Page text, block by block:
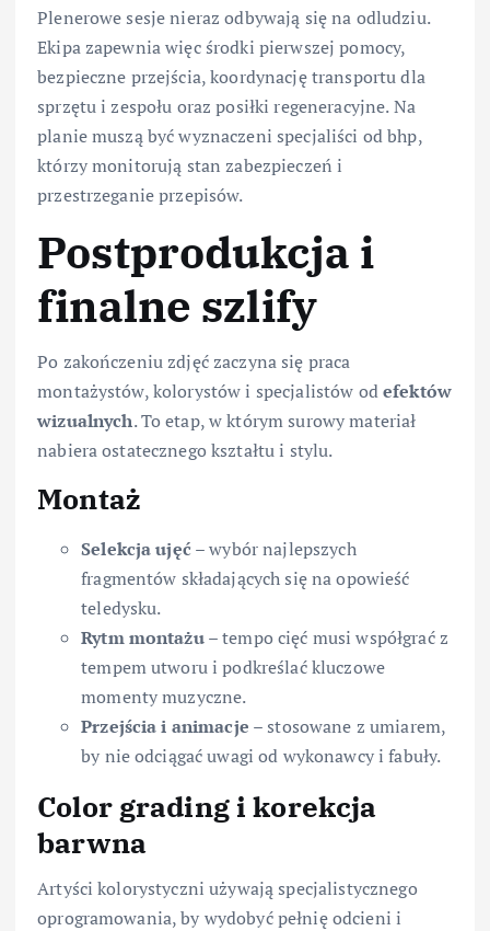
Plenerowe sesje nieraz odbywają się na odludziu.
Ekipa zapewnia więc środki pierwszej pomocy,
bezpieczne przejścia, koordynację transportu dla
sprzętu i zespołu oraz posiłki regeneracyjne. Na
planie muszą być wyznaczeni specjaliści od bhp,
którzy monitorują stan zabezpieczeń i
przestrzeganie przepisów.
Postprodukcja i
finalne szlify
Po zakończeniu zdjęć zaczyna się praca
montażystów, kolorystów i specjalistów odefektów
wizualnych. To etap, w którym surowy materiał
nabiera ostatecznego kształtu i stylu.
Montaż
Selekcja ujęć – wybór najlepszych
fragmentów składających się na opowieść
teledysku.
Rytm montażu– tempo cięć musi współgrać z
tempem utworu i podkreślać kluczowe
momenty muzyczne.
Przejścia i animacje – stosowane z umiarem,
by nie odciągać uwagi od wykonawcy i fabuły.
Color grading i korekcja
barwna
Artyści kolorystyczni używają specjalistycznego
oprogramowania, by wydobyć pełnię odcieni i